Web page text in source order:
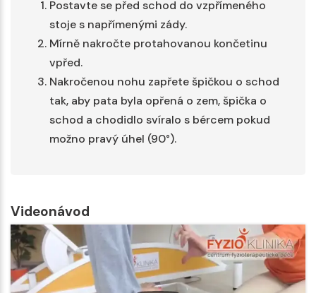
Postavte se před schod do vzpřímeného
stoje s napřímenými zády.
Mírně nakročte protahovanou končetinu
vpřed.
Nakročenou nohu zapřete špičkou o schod
tak, aby pata byla opřená o zem, špička o
schod a chodidlo svíralo s bércem pokud
možno pravý úhel (90°).
Videonávod